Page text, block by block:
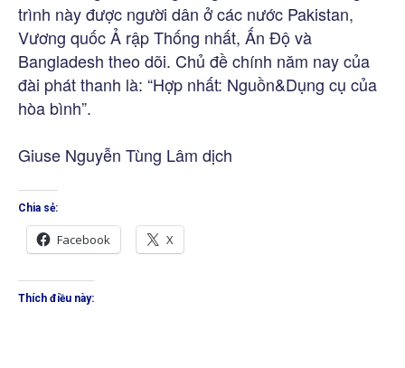
trình này được người dân ở các nước Pakistan,
Vương quốc Ả rập Thống nhất, Ấn Độ và
Bangladesh theo dõi. Chủ đề chính năm nay của
đài phát thanh là: “Hợp nhất: Nguồn&Dụng cụ của
hòa bình”.
Giuse Nguyễn Tùng Lâm dịch
Chia sẻ:
Facebook X
Thích điều này: